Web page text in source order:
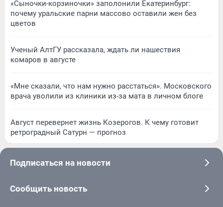
«Сыночки-корзиночки» заполонили Екатеринбург:
почему уральские парни массово оставили жен без
цветов
Ученый АлтГУ рассказала, ждать ли нашествия
комаров в августе
«Мне сказали, что нам нужно расстаться». Московского
врача уволили из клиники из-за мата в личном блоге
Август перевернет жизнь Козерогов. К чему готовит
ретроградный Сатурн — прогноз
Подписаться на новости
Сообщить новость